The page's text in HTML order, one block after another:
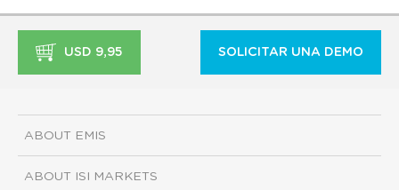
USD 9,95 SOLICITAR UNA DEMO
ABOUT EMIS
ABOUT ISI MARKETS